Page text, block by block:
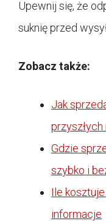
Upewnij się, że
suknię przed
Zobacz także:
Jak
Gdzie
szybko i
Ile
informacje